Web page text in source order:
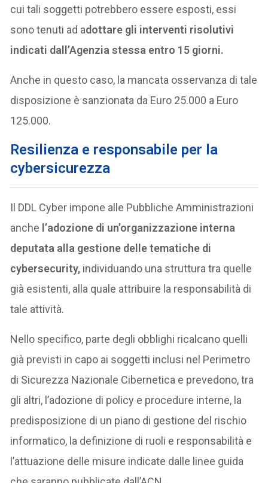
cui tali soggetti potrebbero essere esposti, essi
sono tenuti ad adottare gli interventi risolutivi
indicati dall’Agenzia stessa entro 15 giorni.
Anche in questo caso, la mancata osservanza di tale
disposizione è sanzionata da Euro 25.000 a Euro
125.000.
Resilienza e responsabile per la
cybersicurezza
Il DDL Cyber impone alle Pubbliche Amministrazioni
anche l’adozione di un’organizzazione interna
deputata alla gestione delle tematiche di
cybersecurity, individuando una struttura tra quelle
già esistenti, alla quale attribuire la responsabilità di
tale attività.
Nello specifico, parte degli obblighi ricalcano quelli
già previsti in capo ai soggetti inclusi nel Perimetro
di Sicurezza Nazionale Cibernetica e prevedono, tra
gli altri, l’adozione di policy e procedure interne, la
predisposizione di un piano di gestione del rischio
informatico, la definizione di ruoli e responsabilità e
l’attuazione delle misure indicate dalle linee guida